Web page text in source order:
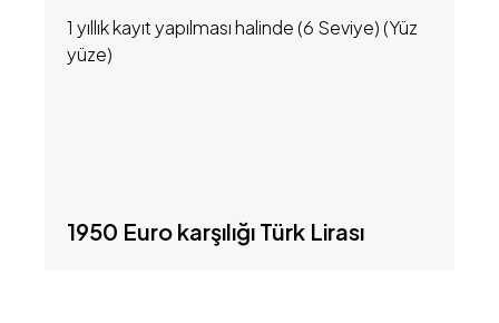
1 yıllık kayıt yapılması halinde (6 Seviye) (Yüz
yüze)
1950 Euro karşılığı Türk Lirası